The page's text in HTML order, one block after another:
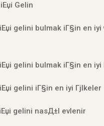
Gelin
gelini bulmak iГ§in en iyi
gelini bulmak iГ§in en iyi
gelini iГ§in en iyi Гјlkeler
gelini nasД±l evlenir